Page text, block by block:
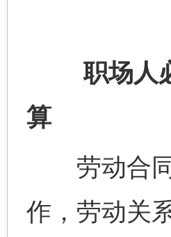
职场人必
算
劳动合同
作，劳动关